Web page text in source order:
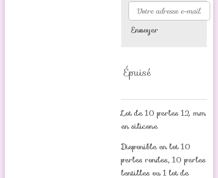
Envoyer
Épuisé
Lot de 10 perles 12 mm
en silicone
Disponible en lot 10
perles rondes, 10 perles
lentilles ou 1 lot de